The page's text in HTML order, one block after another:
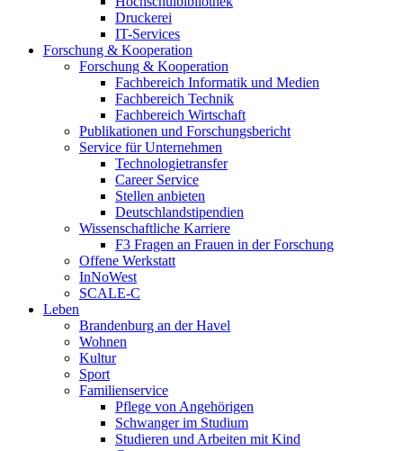
Druckerei
IT-Services
Forschung & Kooperation
Forschung & Kooperation
Fachbereich Informatik und Medien
Fachbereich Technik
Fachbereich Wirtschaft
Publikationen und Forschungsbericht
Service für Unternehmen
Technologietransfer
Career Service
Stellen anbieten
Deutschlandstipendien
Wissenschaftliche Karriere
F3 Fragen an Frauen in der Forschung
Offene Werkstatt
InNoWest
SCALE-C
Leben
Brandenburg an der Havel
Wohnen
Kultur
Sport
Familienservice
Pflege von Angehörigen
Schwanger im Studium
Studieren und Arbeiten mit Kind